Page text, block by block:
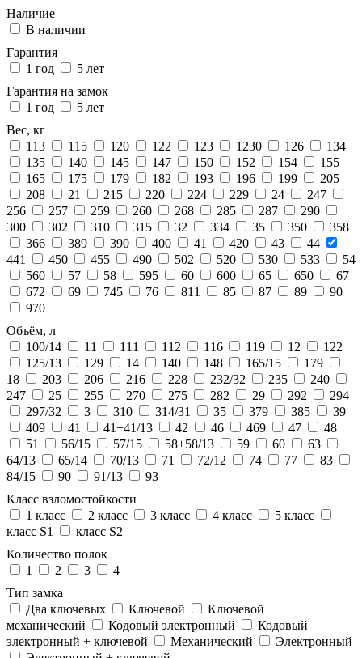
Наличие
В наличии
Гарантия
1 год
5 лет
Гарантия на замок
1 год
5 лет
Вес, кг
113
115 120 122 123 1230 126
134
135
140 145 147 150 152 154
155
165
175 179 182 193 196 199
205
208
21 215 220 224 229 24
247
256
257 259 260 268 285 287
290
300
302 310 315 32 334 35 350
358
366
389 390 400 41 420 43
44
441
450 455 490 502 520 530 533
54
560
57 58 595 60 600 65 650
67
672
69 745 76 811 85 87 89
90
970
Объём, л
100/14
11 111 112 116 119 12
122
125/13
129 14 140 148 165/15
179
18
203 206 216 228 232/32 235
240
247
25 255 270 275 282 29 292
294
297/32
3 310 314/31 35 379 385
39
409
41 41+41/13 42 46 469 47
48
51
56/15 57/15 58+58/13 59 60
63
64/13
65/14 70/13 71 72/12 74 77
83
84/15
90 91/13
93
Класс взломостойкости
1 класс
2 класс 3 класс 4 класс
5 класс
класс S1
класс S2
Количество полок
1
2 3
4
Тип замка
Два ключевых
Ключевой
Ключевой +
механический
Кодовый электронный
Кодовый
электронный + ключевой
Механический
Электронный